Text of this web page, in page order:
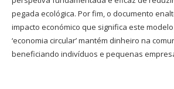
pegada ecológica. Por fim, o documento
impacto económico que significa este
‘economia circular’ mantém dinheiro na
beneficiando indivíduos e pequenas